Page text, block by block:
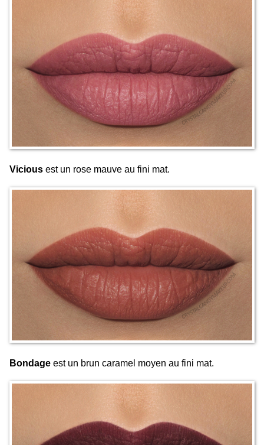
Vicious est un rose mauve au fini mat.
Bondage est un brun caramel moyen au fini mat.